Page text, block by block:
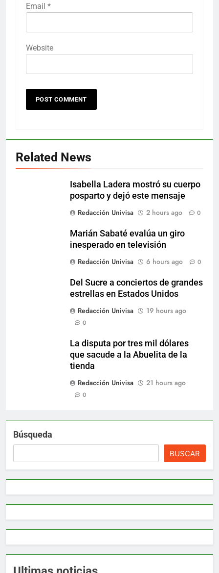
Email *
Website
Related News
Isabella Ladera mostró su cuerpo
posparto y dejó este mensaje
Redacción Univisa
2 hours ago 0
Marián Sabaté evalúa un giro
inesperado en televisión
Redacción Univisa
6 hours ago 0
Del Sucre a conciertos de grandes
estrellas en Estados Unidos
Redacción Univisa
19 hours ago
0
La disputa por tres mil dólares
que sacude a la Abuelita de la
tienda
Redacción Univisa
21 hours ago
0
Búsqueda
BUSCAR